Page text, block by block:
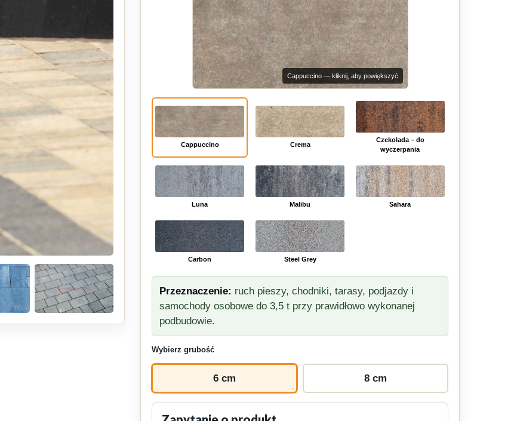
Cappuccino — kliknij, aby powiększyć
Cappuccino Crema
Czekolada – do
wyczerpania
Luna Malibu Sahara
Carbon Steel Grey
Przeznaczenie: ruch pieszy, chodniki, tarasy, podjazdy i
samochody osobowe do 3,5 t przy prawidłowo wykonanej
podbudowie.
Wybierz grubość
6 cm 8 cm